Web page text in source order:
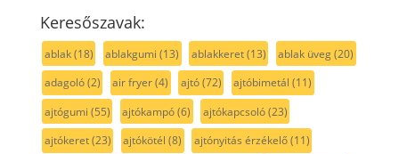
Keresőszavak:
ablak(18) ablakgumi (13) ablakkeret(13) ablak üveg(20)
adagoló(2) air fryer(4) ajtó(72) ajtóbimetál (11)
ajtógumi (55) ajtókampó(6) ajtókapcsoló(23)
ajtókeret(23) ajtókötél (8) ajtónyitás érzékelő(11)